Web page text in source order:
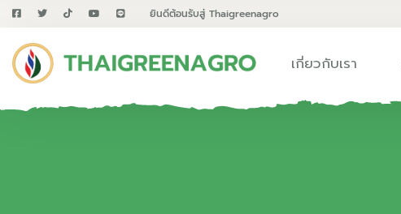
ยินดีต้อนรับสู่ Thaigreenagro
เกี่ยวกับเรา